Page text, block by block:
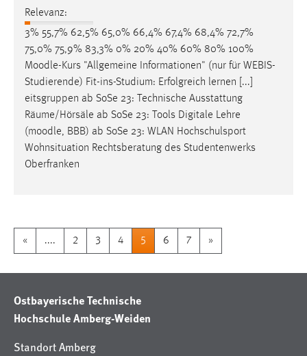
Relevanz:
3% 55,7% 62,5% 65,0% 66,4% 67,4% 68,4% 72,7%
75,0% 75,9% 83,3% 0% 20% 40% 60% 80% 100%
Moodle-Kurs "Allgemeine Informationen" (nur für WEBIS-
Studierende) Fit-ins-Studium: Erfolgreich lernen [...]
eitsgruppen ab SoSe 23: Technische Ausstattung
Räume/Hörsäle ab SoSe 23: Tools Digitale Lehre
(moodle, BBB) ab SoSe 23: WLAN Hochschulsport
Wohnsituation Rechtsberatung des Studentenwerks
Oberfranken
« .... 2 3 4 5 6 7 »
Ostbayerische Technische
Hochschule Amberg-Weiden
Standort Amberg